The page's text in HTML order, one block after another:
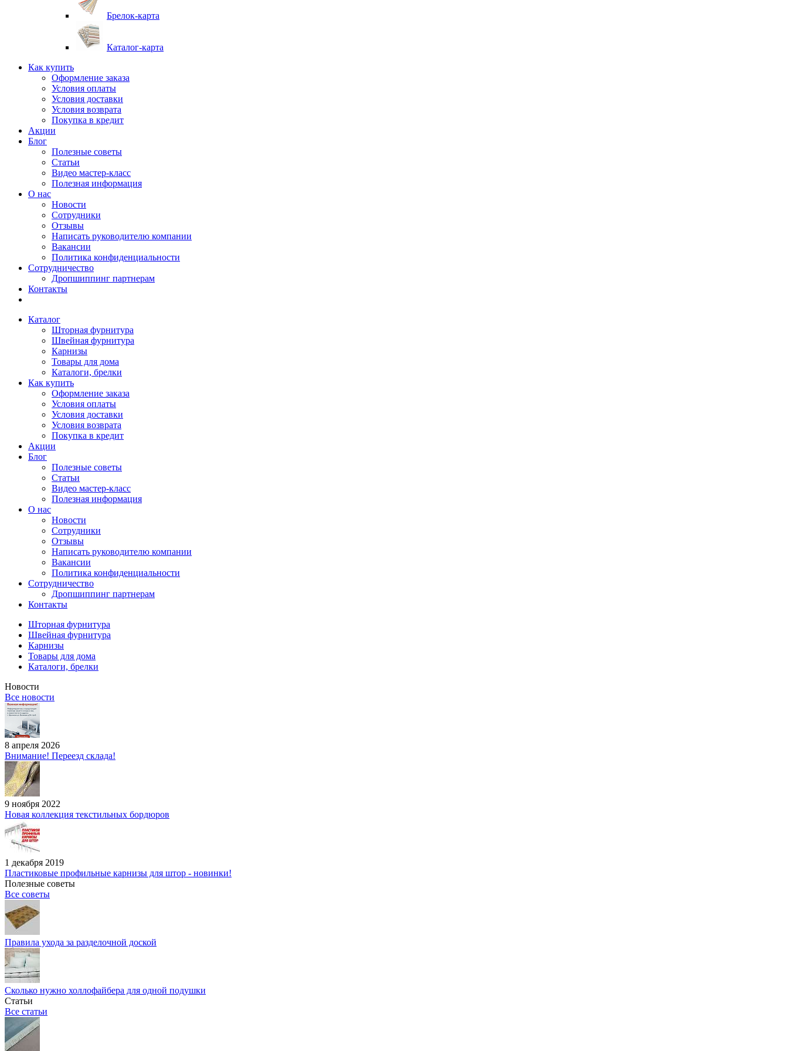
Брелок-карта
Каталог-карта
Как купить
Оформление заказа
Условия оплаты
Условия доставки
Условия возврата
Покупка в кредит
Акции
Блог
Полезные советы
Статьи
Видео мастер-класс
Полезная информация
О нас
Новости
Сотрудники
Отзывы
Написать руководителю компании
Вакансии
Политика конфиденциальности
Сотрудничество
Дропшиппинг партнерам
Контакты
Каталог
Шторная фурнитура
Швейная фурнитура
Карнизы
Товары для дома
Каталоги, брелки
Как купить
Оформление заказа
Условия оплаты
Условия доставки
Условия возврата
Покупка в кредит
Акции
Блог
Полезные советы
Статьи
Видео мастер-класс
Полезная информация
О нас
Новости
Сотрудники
Отзывы
Написать руководителю компании
Вакансии
Политика конфиденциальности
Сотрудничество
Дропшиппинг партнерам
Контакты
Шторная фурнитура
Швейная фурнитура
Карнизы
Товары для дома
Каталоги, брелки
Новости
Все новости
8 апреля 2026
Внимание! Переезд склада!
9 ноября 2022
Новая коллекция текстильных бордюров
1 декабря 2019
Пластиковые профильные карнизы для штор - новинки!
Полезные советы
Все советы
Правила ухода за разделочной доской
Сколько нужно холлофайбера для одной подушки
Статьи
Все статьи